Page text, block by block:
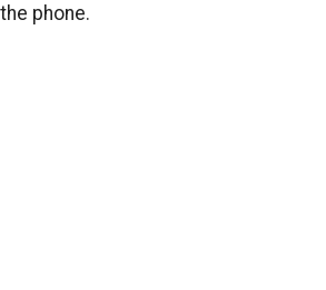
phone.